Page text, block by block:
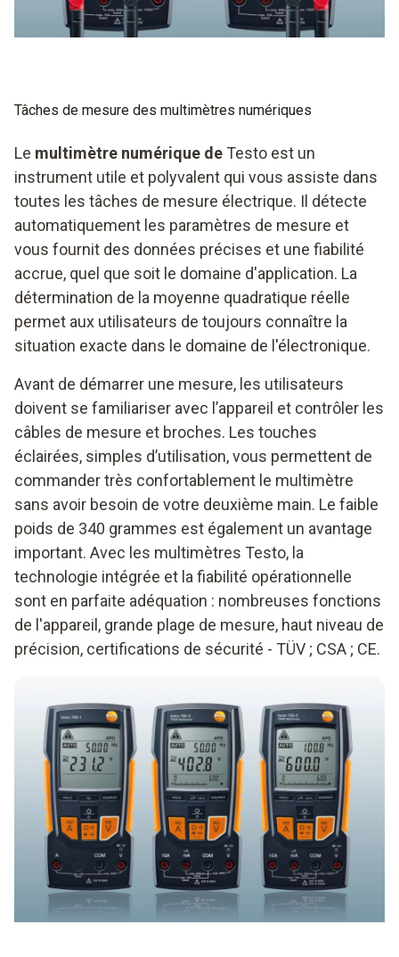
Tâches de mesure des multimètres numériques
Le multimètre numérique de Testo est un
instrument utile et polyvalent qui vous assiste dans
toutes les tâches de mesure électrique. Il détecte
automatiquement les paramètres de mesure et
vous fournit des données précises et une fiabilité
accrue, quel que soit le domaine d'application. La
détermination de la moyenne quadratique réelle
permet aux utilisateurs de toujours connaître la
situation exacte dans le domaine de l'électronique.
Avant de démarrer une mesure, les utilisateurs
doivent se familiariser avec l’appareil et contrôler les
câbles de mesure et broches. Les touches
éclairées, simples d’utilisation, vous permettent de
commander très confortablement le multimètre
sans avoir besoin de votre deuxième main. Le faible
poids de 340 grammes est également un avantage
important. Avec les multimètres Testo, la
technologie intégrée et la fiabilité opérationnelle
sont en parfaite adéquation : nombreuses fonctions
de l'appareil, grande plage de mesure, haut niveau de
précision, certifications de sécurité - TÜV ; CSA ; CE.